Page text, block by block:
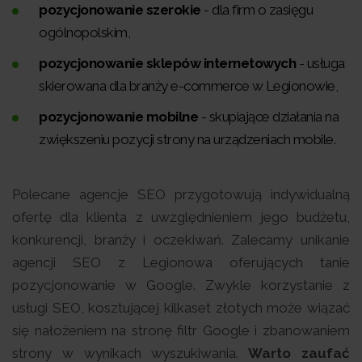
pozycjonowanie szerokie - dla firm o zasięgu
ogólnopolskim,
pozycjonowanie sklepów internetowych - usługa
skierowana dla branży e-commerce w Legionowie,
pozycjonowanie mobilne - skupiające działania na
zwiększeniu pozycji strony na urządzeniach mobile.
Polecane agencje SEO przygotowują indywidualną
ofertę dla klienta z uwzględnieniem jego budżetu,
konkurencji, branży i oczekiwań. Zalecamy unikanie
agencji SEO z Legionowa oferujących tanie
pozycjonowanie w Google. Zwykle korzystanie z
usługi SEO, kosztującej kilkaset złotych może wiązać
się nałożeniem na stronę filtr Google i zbanowaniem
strony w wynikach wyszukiwania. Warto zaufać